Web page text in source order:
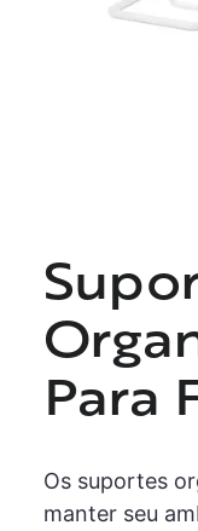
Para
Os suportes
manter seu